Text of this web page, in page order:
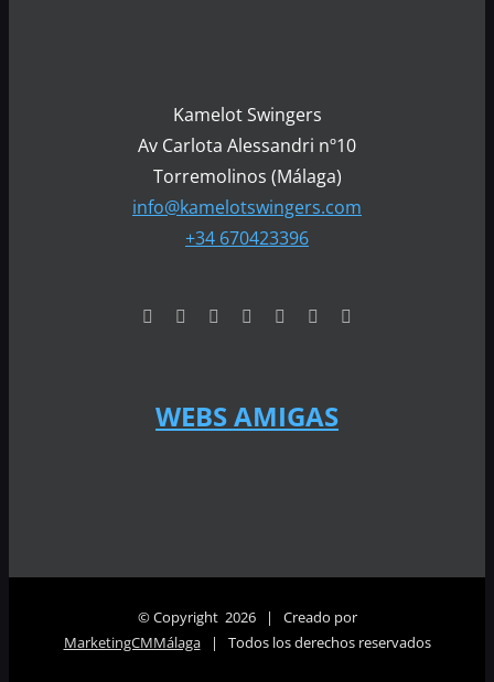
Kamelot Swingers
Av Carlota Alessandri nº10
Torremolinos (Málaga)
info@kamelotswingers.com
+34 670423396
WEBS AMIGAS
© Copyright 2026 | Creado por
MarketingCMMálaga| Todos los derechos reservados